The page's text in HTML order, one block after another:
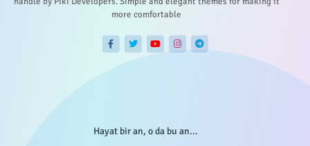
more comfortable
Hayat bir an, o da bu an...